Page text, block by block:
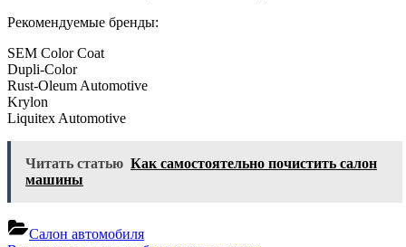
Рекомендуемые бренды:
SEM Color Coat
Dupli-Color
Rust-Oleum Automotive
Krylon
Liquitex Automotive
Читать статью Как самостоятельно почистить салон
машины
Салон автомобиля